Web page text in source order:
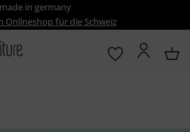
made in germany
Onlineshop für die Schweiz